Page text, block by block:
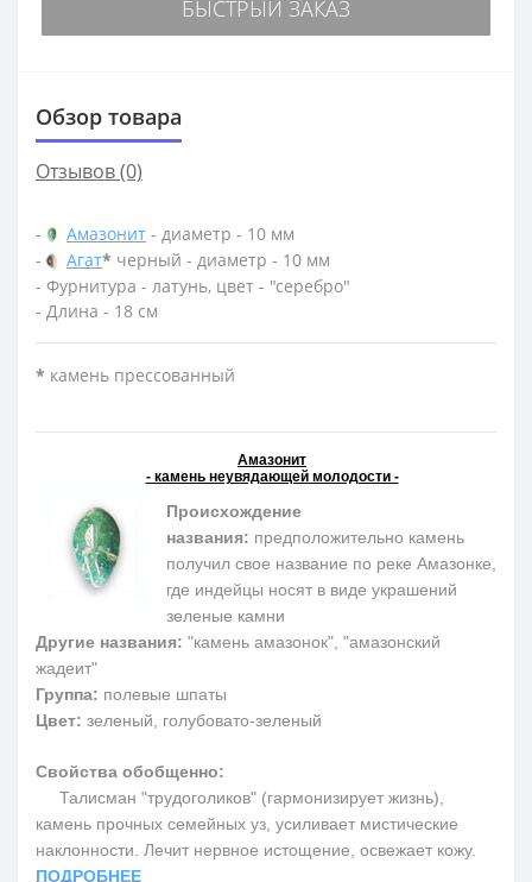
БЫСТРЫЙ ЗАКАЗ
Обзор товара
Отзывов (0)
- Амазонит - диаметр - 10 мм
-
Агат* черный - диаметр - 10 мм
- Фурнитура - латунь, цвет - "серебро"
- Длина - 18 см
* камень прессованный
Амазонит
- камень неувядающей молодости -
Происхождение
названия: предположительно камень
получил свое название по реке Амазонке,
где индейцы носят в виде украшений
зеленые камни
Другие названия: "камень амазонок", "амазонский
жадеит"
Группа: полевые шпаты
Цвет: зеленый, голубовато-зеленый
Свойства обобщенно:
Талисман "трудоголиков" (гармонизирует жизнь),
камень прочных семейных уз, усиливает мистические
наклонности. Лечит нервное истощение, освежает кожу.
ПОДРОБНЕЕ